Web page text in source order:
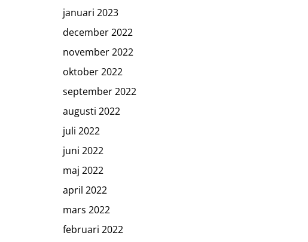
januari 2023
december 2022
november 2022
oktober 2022
september 2022
augusti 2022
juli 2022
juni 2022
maj 2022
april 2022
mars 2022
februari 2022